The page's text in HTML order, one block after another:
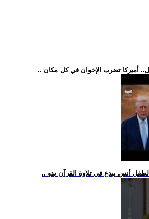
أميركا تضرب الإخوان في كل مكان
أنس يبدع في تلاوة القرآن بدو